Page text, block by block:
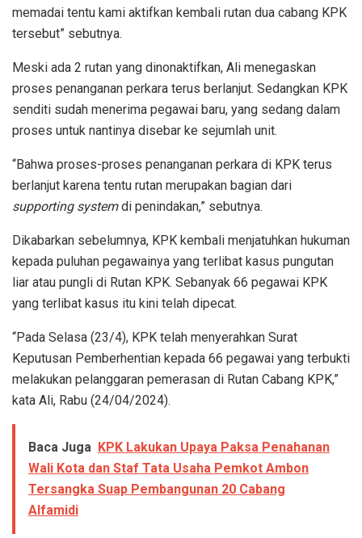
memadai tentu kami aktifkan kembali rutan dua cabang KPK
tersebut” sebutnya.
Meski ada 2 rutan yang dinonaktifkan, Ali menegaskan
proses penanganan perkara terus berlanjut. Sedangkan KPK
senditi sudah menerima pegawai baru, yang sedang dalam
proses untuk nantinya disebar ke sejumlah unit.
“Bahwa proses-proses penanganan perkara di KPK terus
berlanjut karena tentu rutan merupakan bagian dari
supporting systemdi penindakan,” sebutnya.
Dikabarkan sebelumnya, KPK kembali menjatuhkan hukuman
kepada puluhan pegawainya yang terlibat kasus pungutan
liar atau pungli di Rutan KPK. Sebanyak 66 pegawai KPK
yang terlibat kasus itu kini telah dipecat.
“Pada Selasa (23/4), KPK telah menyerahkan Surat
Keputusan Pemberhentian kepada 66 pegawai yang terbukti
melakukan pelanggaran pemerasan di Rutan Cabang KPK,”
kata Ali, Rabu (24/04/2024).
Baca Juga KPK Lakukan Upaya Paksa Penahanan
Wali Kota dan Staf Tata Usaha Pemkot Ambon
Tersangka Suap Pembangunan 20 Cabang
Alfamidi